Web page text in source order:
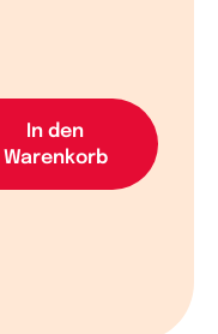
In den
Warenkorb